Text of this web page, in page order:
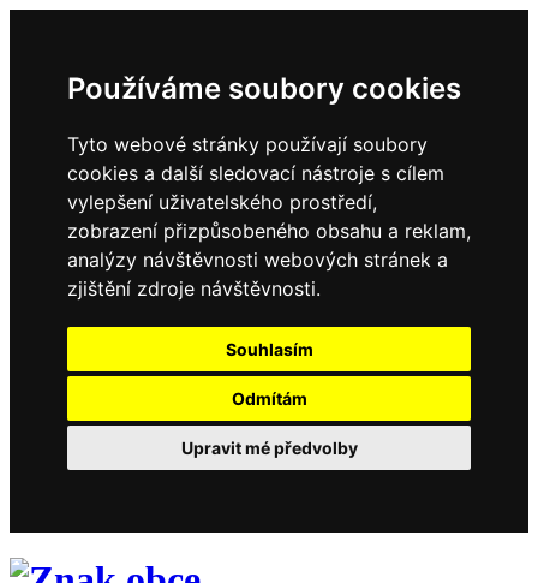
Používáme soubory cookies
Tyto webové stránky používají soubory
cookies a další sledovací nástroje s cílem
vylepšení uživatelského prostředí,
zobrazení přizpůsobeného obsahu a reklam,
analýzy návštěvnosti webových stránek a
zjištění zdroje návštěvnosti.
Souhlasím
Odmítám
Upravit mé předvolby